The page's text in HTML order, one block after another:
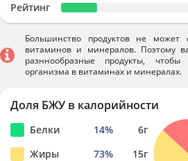
Рейтинг
Большинство продуктов не может
витаминов и минералов. Поэтому
разннообразные продукты, чтобы
организма в витаминах и минералах.
Доля БЖУ в калорийности
Белки 14% 6г
Жиры
73% 15г